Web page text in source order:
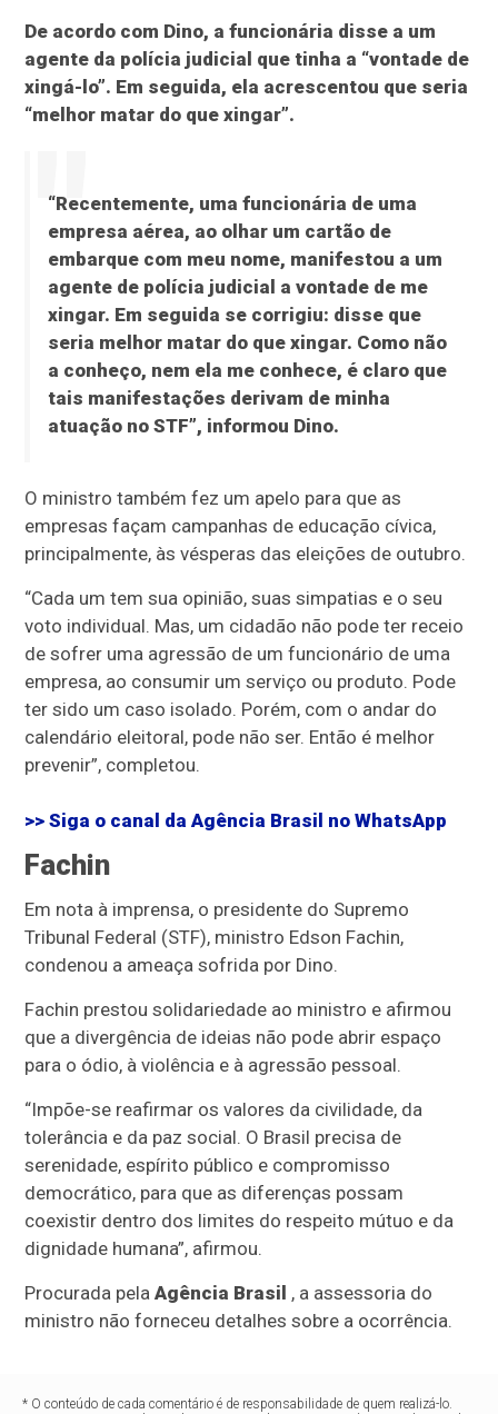
De acordo com Dino, a funcionária disse a um
agente da polícia judicial que tinha a “vontade de
xingá-lo”. Em seguida, ela acrescentou que seria
“melhor matar do que xingar”.
“Recentemente, uma funcionária de uma
empresa aérea, ao olhar um cartão de
embarque com meu nome, manifestou a um
agente de polícia judicial a vontade de me
xingar. Em seguida se corrigiu: disse que
seria melhor matar do que xingar. Como não
a conheço, nem ela me conhece, é claro que
tais manifestações derivam de minha
atuação no STF”, informou Dino.
O ministro também fez um apelo para que as
empresas façam campanhas de educação cívica,
principalmente, às vésperas das eleições de outubro.
“Cada um tem sua opinião, suas simpatias e o seu
voto individual. Mas, um cidadão não pode ter receio
de sofrer uma agressão de um funcionário de uma
empresa, ao consumir um serviço ou produto. Pode
ter sido um caso isolado. Porém, com o andar do
calendário eleitoral, pode não ser. Então é melhor
prevenir”, completou.
>> Siga o canal daAgência Brasil no WhatsApp
Fachin
Em nota à imprensa, o presidente do Supremo
Tribunal Federal (STF), ministro Edson Fachin,
condenou a ameaça sofrida por Dino.
Fachin prestou solidariedade ao ministro e afirmou
que a divergência de ideias não pode abrir espaço
para o ódio, à violência e à agressão pessoal.
“Impõe-se reafirmar os valores da civilidade, da
tolerância e da paz social. O Brasil precisa de
serenidade, espírito público e compromisso
democrático, para que as diferenças possam
coexistir dentro dos limites do respeito mútuo e da
dignidade humana”, afirmou.
Procurada pelaAgência Brasil , a assessoria do
ministro não forneceu detalhes sobre a ocorrência.
* O conteúdo de cada comentário é de responsabilidade de quem realizá-lo.